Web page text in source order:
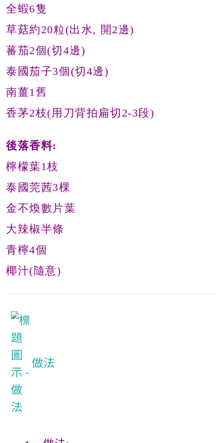
全蝦6隻
草菇約20粒(出水, 開2邊)
蕃茄2個(切4邊)
泰國茄子3個(切4邊)
南薑1舊
香茅2枝(用刀背拍扁切2-3段)
後落香料:
檸檬葉1枝
泰國莞茜3棵
金不煥數片葉
大辣椒半條
青檸4個
椰汁(隨意)
做法